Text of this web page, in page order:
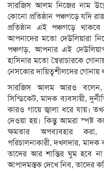
সারজিস আলম নিজের নাম
কোনো প্রতিষ্ঠান পঞ্চগড়ে যদি
প্রতিষ্ঠান এই পঞ্চগড়ে
আপনাদের মতো দেউলিয়ারা
পঞ্চগড়, আপনার এই
হাসিনার মতো স্বৈরাচারকে
নেসকোর দায়িত্বশীলদের গোনায়
সারজিস আলম আরও বলেন,
সিন্ডিকেট, মাদক ব্যবসায়ী,
কারও গায়ে জ্বালা ধরে যায়।
দেওয়া হয়। কিন্তু আমরা স্পষ্ট
ক্ষমতার অপব্যবহার করা,
পরিচালনাকারী, দখলদার,
তাদের আর শান্তির ঘুম হবে
আপাদমস্তক দেখে নিব, তাদের